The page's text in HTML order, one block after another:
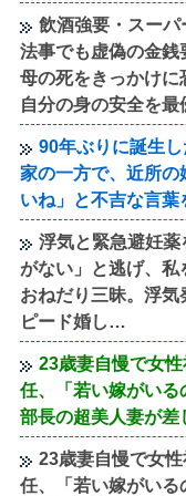
飲酒強要・スーパ
法事でも虚偽の金
母の死をきっかけ
自分の身の安全を
90年ぶりに誕生
家の一方で、近所
いね」と不吉な言葉
浮気と緊急避妊
がない」と逃げ、私
おねだり三昧。浮
ピード婚し…
23歳妻自慢で女
任、「若い嫁がいる
部長の超美人妻が差
23歳妻自慢で女
任、「若い嫁がいる